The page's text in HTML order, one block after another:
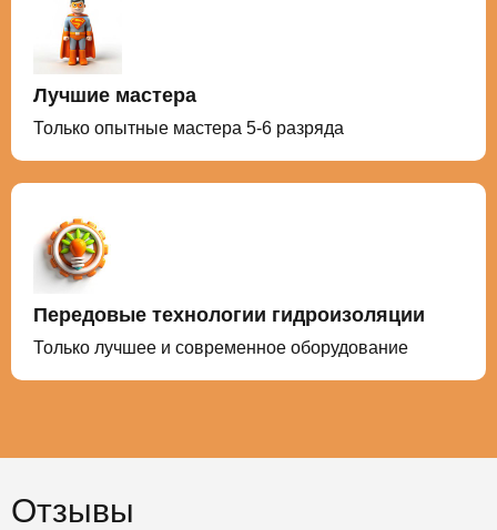
Лучшие мастера
Только опытные мастера 5-6 разряда
Передовые технологии гидроизоляции
Только лучшее и современное оборудование
Отзывы